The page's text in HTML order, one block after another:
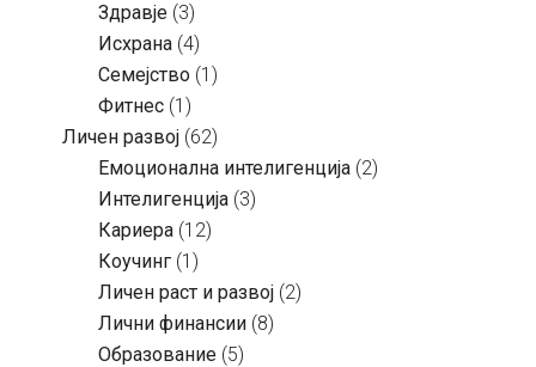
Здравје (3)
Исхрана (4)
Семејство (1)
Фитнес (1)
Личен развој (62)
Емоционална интелигенција (2)
Интелигенција (3)
Кариера (12)
Коучинг (1)
Личен раст и развој (2)
Лични финансии (8)
Образование (5)